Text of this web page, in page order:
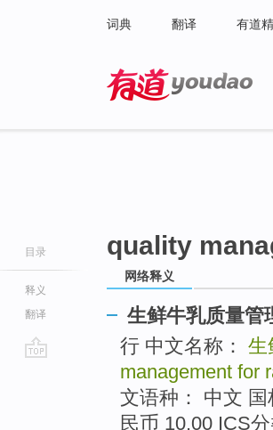
词典 翻译 有道
目录
释义
翻译
quality
网络释义
生鲜牛乳质量管
行 中文名称： 生
management for
文语种： 中文
民币 10.00 ICS